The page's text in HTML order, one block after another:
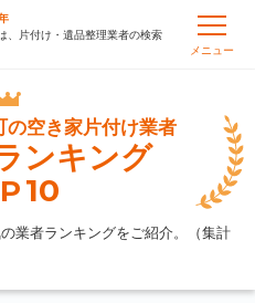
、片付け・遺品整理業者の検索
メニュー
の空き家片付け業者
ンキング
10
業者ランキングをご紹介。（集計